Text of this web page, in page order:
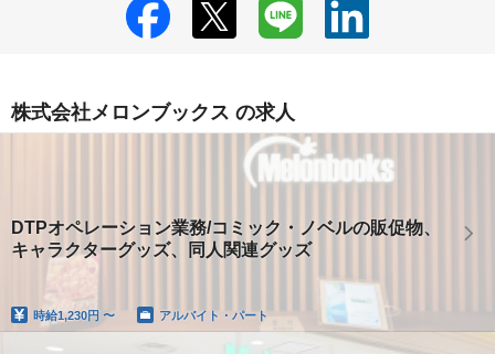
株式会社メロンブックス の求人
DTPオペレーション業務/コミック・ノベルの販促物、
キャラクターグッズ、同人関連グッズ
時給1,230円 〜 アルバイト・パート